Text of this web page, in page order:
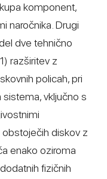
komponent,
naročnika. Drugi
dve tehnično
razširitev z
policah, pri
vključno s
obstoječih diskov z
enako oziroma
fizičnih